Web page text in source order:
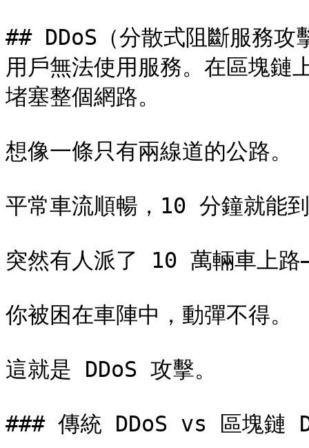
## DDoS（分散式阻斷服務攻
用戶無法使用服務。在區塊鏈
堵塞整個網路。
想像一條只有兩線道的公路。
平常車流順暢，10 分鐘就能
突然有人派了 10 萬輛車上路
你被困在車陣中，動彈不得。
這就是 DDoS 攻擊。
### 傳統 DDoS vs 區塊鏈